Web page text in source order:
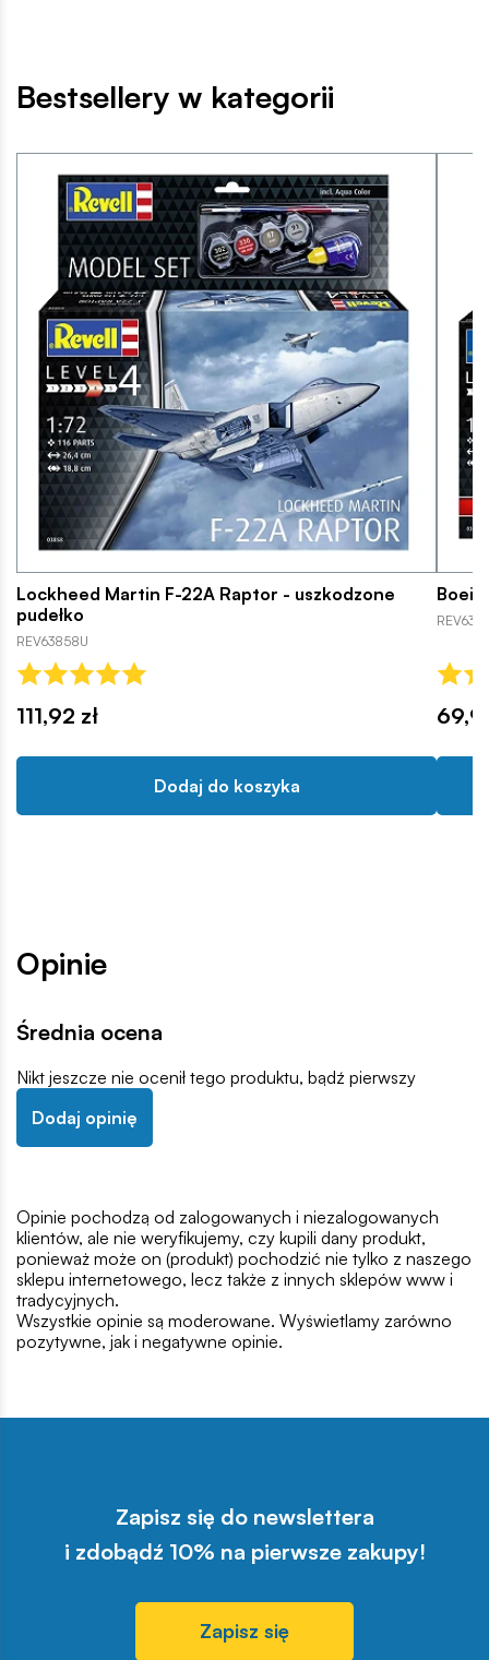
Bestsellery w kategorii
Lockheed Martin F-22A Raptor - uszkodzone
pudełko
REV63858U
111,92 zł
Dodaj do koszyka
Opinie
Średnia ocena
Nikt jeszcze nie ocenił tego produktu, bądź pierwszy
Dodaj opinię
Opinie pochodzą od zalogowanych i niezalogowanych
klientów, ale nie weryfikujemy, czy kupili dany produkt,
ponieważ może on (produkt) pochodzić nie tylko z naszego
sklepu internetowego, lecz także z innych sklepów www i
tradycyjnych.
Wszystkie opinie są moderowane. Wyświetlamy zarówno
pozytywne, jak i negatywne opinie.
Zapisz się do newslettera
i zdobądź 10% na pierwsze zakupy!
Zapisz się